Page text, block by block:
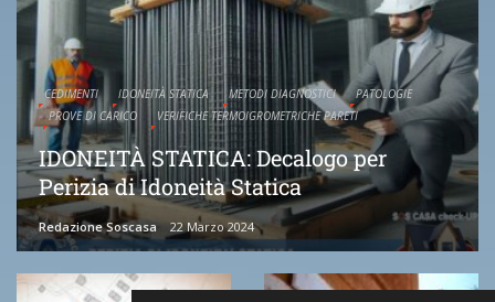
CEDIMENTI IDONEITÀ STATICA METODI DIAGNOSTICI
PATOLOGIE
PROVE DI CARICO
VERIFICHE TERMOIGROMETRICHE PARETI
IDONEITÀ STATICA: Decalogo per
Perizia di Idoneità Statica
Redazione Soscasa 22 Marzo 2024